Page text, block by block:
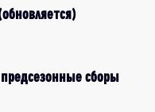
сборы